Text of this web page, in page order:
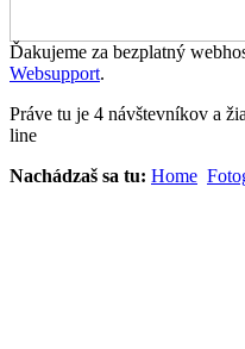
Ďakujeme za bezplatný
Websupport.
Práve tu je 4 návštevníkov a
line
Nachádzaš sa tu: Home